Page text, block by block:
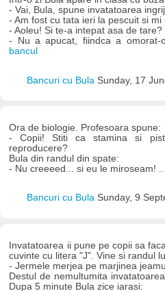
- Vai, Bula, spune invatatoarea
- Am fost cu tata ieri la pescuit si
- Aoleu! Si te-a intepat asa de tare?
- Nu a apucat, fiindca a
bancul
Bancuri cu Bula Sunday, 17
Ora de biologie. Profesoara spune:
- Copii! Stiti ca stamina si
reproducere?
Bula din randul din spate:
- Nu creeeed... si eu le miroseam!
Bancuri cu Bula Sunday, 9
Invatatoarea ii pune pe copii sa
cuvinte cu litera "J". Vine si randul
- Jermele merjea pe marjinea
Destul de nemultumita
Dupa 5 minute Bula zice iarasi: